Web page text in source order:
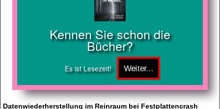
Kennen Sie schon die
Bücher?
Es ist Lesezeit!
Datenwiederherstellung im Reinraum bei Festplattencrash